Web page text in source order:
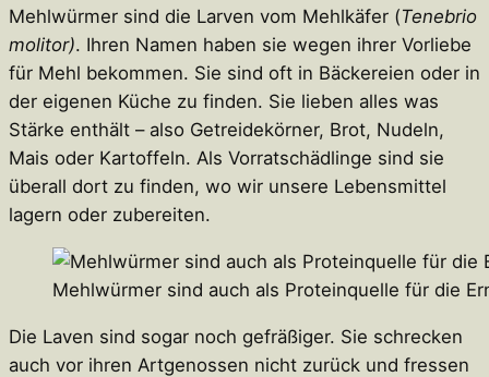
Mehlwürmer sind die Larven vom Mehlkäfer (Tenebrio
molitor). Ihren Namen haben sie wegen ihrer Vorliebe
für Mehl bekommen. Sie sind oft in Bäckereien oder in
der eigenen Küche zu finden. Sie lieben alles was
Stärke enthält – also Getreidekörner, Brot, Nudeln,
Mais oder Kartoffeln. Als Vorratschädlinge sind sie
überall dort zu finden, wo wir unsere Lebensmittel
lagern oder zubereiten.
Mehlwürmer sind auch als Proteinquelle für die
Die Laven sind sogar noch gefräßiger. Sie schrecken
auch vor ihren Artgenossen nicht zurück und fressen